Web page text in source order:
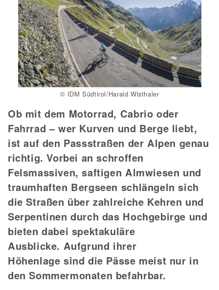
© IDM Südtirol/Harald Wisthaler
Ob mit dem Motorrad, Cabrio oder
Fahrrad – wer Kurven und Berge liebt,
ist auf den Passstraßen der Alpen genau
richtig. Vorbei an schroffen
Felsmassiven, saftigen Almwiesen und
traumhaften Bergseen schlängeln sich
die Straßen über zahlreiche Kehren und
Serpentinen durch das Hochgebirge und
bieten dabei spektakuläre
Ausblicke. Aufgrund ihrer
Höhenlage sind die Pässe meist nur in
den Sommermonaten befahrbar.